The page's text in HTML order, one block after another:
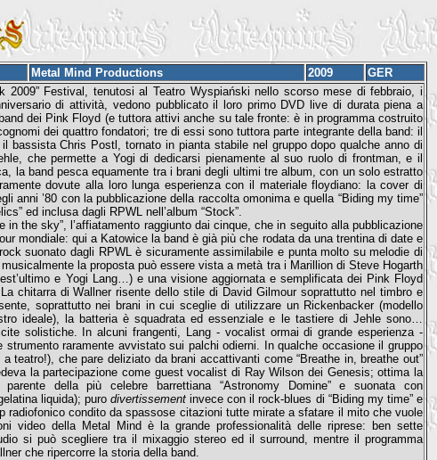
Metal Mind Productions 2009
GER
Festival, tenutosi al Teatro Wyspiański nello scorso mese di febbraio, i
di attività, vedono pubblicato il loro primo DVD live di durata piena a
dei Pink Floyd (e tuttora attivi anche su tale fronte: è in programma costruito
dei quattro fondatori; tre di essi sono tuttora parte integrante della band: il
Chris Postl, tornato in pianta stabile nel gruppo dopo qualche anno di
che permette a Yogi di dedicarsi pienamente al suo ruolo di frontman, e il
la band pesca equamente tra i brani degli ultimi tre album, con un solo estratto
dovute alla loro lunga esperienza con il materiale floydiano: la cover di
anni ’80 con la pubblicazione della raccolta omonima e quella “Biding my time”
ed inclusa dagli RPWL nell’album “Stock”.
in the sky”, l’affiatamento raggiunto dai cinque, che in seguito alla pubblicazione
mondiale: qui a Katowice la band è già più che rodata da una trentina di date e
suonato dagli RPWL è sicuramente assimilabile e punta molto su melodie di
la proposta può essere vista a metà tra i Marillion di Steve Hogarth
e Yogi Lang…) e una visione aggiornata e semplificata dei Pink Floyd
chitarra di Wallner risente dello stile di David Gilmour soprattutto nel timbro e
soprattutto nei brani in cui sceglie di utilizzare un Rickenbacker (modello
ideale), la batteria è squadrata ed essenziale e le tastiere di Jehle sono…
solistiche. In alcuni frangenti, Lang - vocalist ormai di grande esperienza -
raramente avvistato sui palchi odierni. In qualche occasione il gruppo
teatro!), che pare deliziato da brani accattivanti come “Breathe in, breathe out”
la partecipazione come guest vocalist di Ray Wilson dei Genesis; ottima la
della più celebre barrettiana “Astronomy Domine” e suonata con
liquida); purodivertissement invece con il rock-blues di “Biding my time” e
radiofonico condito da spassose citazioni tutte mirate a sfatare il mito che vuole
video della Metal Mind è la grande professionalità delle riprese: ben sette
si può scegliere tra il mixaggio stereo ed il surround, mentre il programma
che ripercorre la storia della band.